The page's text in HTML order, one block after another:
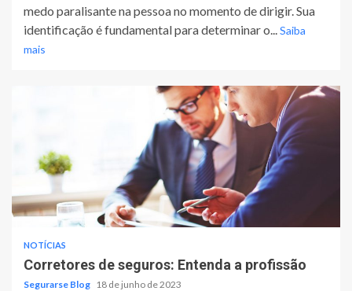
medo paralisante na pessoa no momento de dirigir. Sua
identificação é fundamental para determinar o...Saiba
mais
NOTÍCIAS
Corretores de seguros: Entenda a profissão
Segurarse Blog 18 de junho de 2023